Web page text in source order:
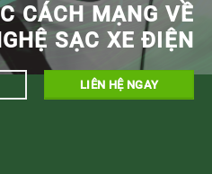
CÁCH MẠNG VỀ
SẠC XE ĐIỆN
LIÊN HỆ NGAY